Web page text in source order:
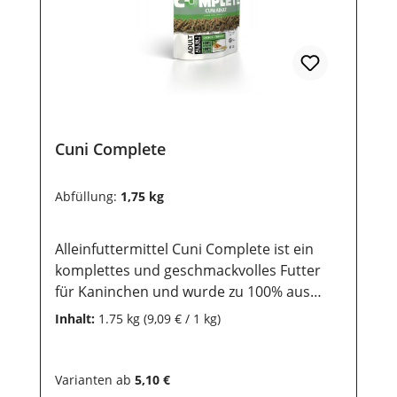
Cuni Complete
Abfüllung: 1,75 kg
Alleinfuttermittel Cuni Complete ist ein
komplettes und geschmackvolles Futter
für Kaninchen und wurde zu 100% aus
leicht verdaulichen,extrudierten Futter
Klasse. Dieses Futter steht für höchste
Inhalt: 1.75 kg (9,09 € / 1 kg)
Varianten ab 5,10 €